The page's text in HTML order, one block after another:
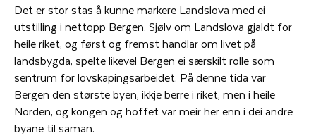
Det er stor stas å kunne markere Landslova med ei
utstilling i nettopp Bergen. Sjølv om Landslova gjaldt for
heile riket, og først og fremst handlar om livet på
landsbygda, spelte likevel Bergen ei særskilt rolle som
sentrum for lovskapingsarbeidet. På denne tida var
Bergen den største byen, ikkje berre i riket, men i heile
Norden, og kongen og hoffet var meir her enn i dei andre
byane til saman.